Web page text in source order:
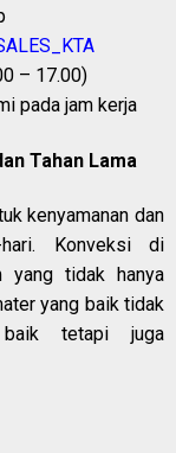
– 17.00)
pada jam kerja
Tahan Lama
kenyamanan dan
hari. Konveksi di
yang tidak hanya
yang baik tidak
baik tetapi juga